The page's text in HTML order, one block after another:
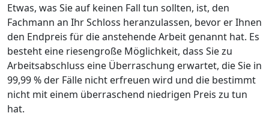
Etwas, was Sie auf keinen Fall tun sollten, ist, den
Fachmann an Ihr Schloss heranzulassen, bevor er Ihnen
den Endpreis für die anstehende Arbeit genannt hat. Es
besteht eine riesengroße Möglichkeit, dass Sie zu
Arbeitsabschluss eine Überraschung erwartet, die Sie in
99,99 % der Fälle nicht erfreuen wird und die bestimmt
nicht mit einem überraschend niedrigen Preis zu tun
hat.